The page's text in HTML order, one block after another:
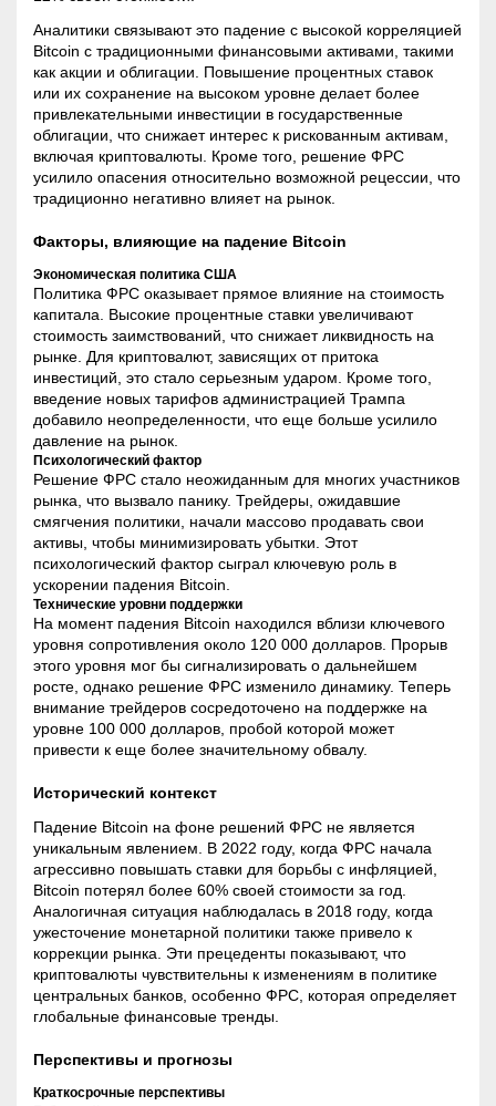
Аналитики связывают это падение с высокой корреляцией
Bitcoin с традиционными финансовыми активами, такими
как акции и облигации. Повышение процентных ставок
или их сохранение на высоком уровне делает более
привлекательными инвестиции в государственные
облигации, что снижает интерес к рискованным активам,
включая криптовалюты. Кроме того, решение ФРС
усилило опасения относительно возможной рецессии, что
традиционно негативно влияет на рынок.
Факторы, влияющие на падение Bitcoin
Экономическая политика США
Политика ФРС оказывает прямое влияние на стоимость
капитала. Высокие процентные ставки увеличивают
стоимость заимствований, что снижает ликвидность на
рынке. Для криптовалют, зависящих от притока
инвестиций, это стало серьезным ударом. Кроме того,
введение новых тарифов администрацией Трампа
добавило неопределенности, что еще больше усилило
давление на рынок.
Психологический фактор
Решение ФРС стало неожиданным для многих участников
рынка, что вызвало панику. Трейдеры, ожидавшие
смягчения политики, начали массово продавать свои
активы, чтобы минимизировать убытки. Этот
психологический фактор сыграл ключевую роль в
ускорении падения Bitcoin.
Технические уровни поддержки
На момент падения Bitcoin находился вблизи ключевого
уровня сопротивления около 120 000 долларов. Прорыв
этого уровня мог бы сигнализировать о дальнейшем
росте, однако решение ФРС изменило динамику. Теперь
внимание трейдеров сосредоточено на поддержке на
уровне 100 000 долларов, пробой которой может
привести к еще более значительному обвалу.
Исторический контекст
Падение Bitcoin на фоне решений ФРС не является
уникальным явлением. В 2022 году, когда ФРС начала
агрессивно повышать ставки для борьбы с инфляцией,
Bitcoin потерял более 60% своей стоимости за год.
Аналогичная ситуация наблюдалась в 2018 году, когда
ужесточение монетарной политики также привело к
коррекции рынка. Эти прецеденты показывают, что
криптовалюты чувствительны к изменениям в политике
центральных банков, особенно ФРС, которая определяет
глобальные финансовые тренды.
Перспективы и прогнозы
Краткосрочные перспективы